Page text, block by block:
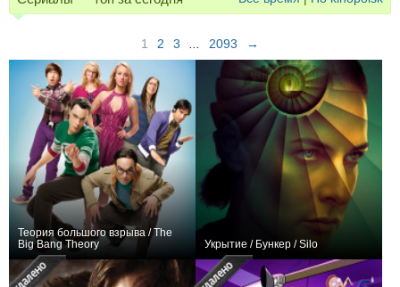
1 2 3 2093 →
Теория большого взрыва / The
Big Bang Theory
602
Укрытие / Бункер / Silo
472